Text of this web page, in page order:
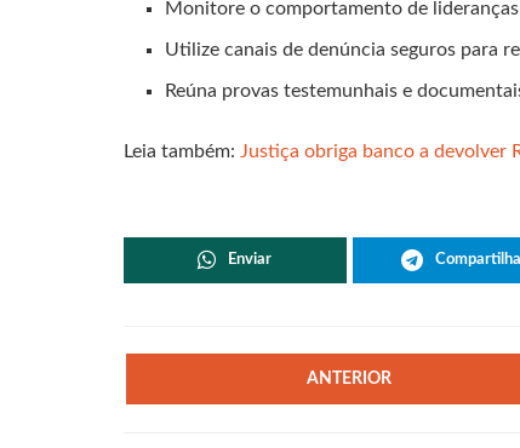
Monitore o comportamento de
Utilize canais de denúncia seguros para
Reúna provas testemunhais e
Leia também: Justiça obriga banco a devolver
Enviar
ANTERIOR